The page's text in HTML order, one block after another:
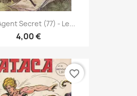
Secret (77) - Le...
4,00 €
favorite_border